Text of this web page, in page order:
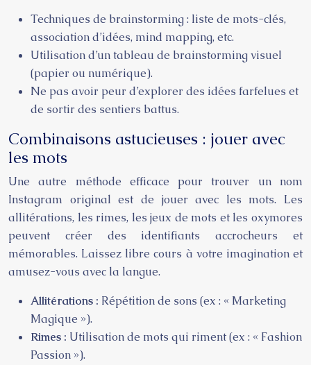
Techniques de brainstorming : liste de mots-clés,
association d’idées, mind mapping, etc.
Utilisation d’un tableau de brainstorming visuel
(papier ou numérique).
Ne pas avoir peur d’explorer des idées farfelues et
de sortir des sentiers battus.
Combinaisons astucieuses : jouer avec
les mots
Une autre méthode efficace pour trouver un nom
Instagram original est de jouer avec les mots. Les
allitérations, les rimes, les jeux de mots et les oxymores
peuvent créer des identifiants accrocheurs et
mémorables. Laissez libre cours à votre imagination et
amusez-vous avec la langue.
Allitérations : Répétition de sons (ex : « Marketing
Magique »).
Rimes : Utilisation de mots qui riment (ex : « Fashion
Passion »).